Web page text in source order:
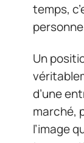
temps,
Un
d’une
marché,
l’image